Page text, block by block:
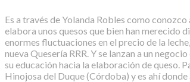
Es a través de Yolanda Robles como
elabora unos quesos que bien han merecido
enormes fluctuaciones en el precio de la
nueva Quesería RRR. Y se lanzan a un
su educación hacia la elaboración de queso.
Hinojosa del Duque (Córdoba) y es ahí